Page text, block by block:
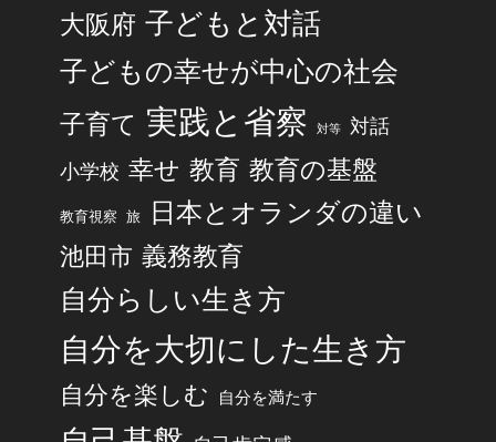
大阪府 子どもと対話
子どもの幸せが中心の社会
子育て 実践と省察 対等
対話
小学校 幸せ 教育 教育の基盤
教育視察 旅 日本とオランダの違い
池田市 義務教育
自分らしい生き方
自分を大切にした生き方
自分を楽しむ 自分を満たす